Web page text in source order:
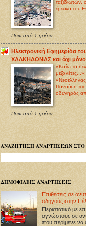
ταξιδιωτών,
έρευνα του
Πριν από 1 ημέρα
Ηλεκτρονική Εφημερίδα
ΧΑΛΚΗΔΟΝΑΣ και όχι μόνο
«Καίω τα
Πανούση πιο
οδυνηρός
Πριν από 1 ημέρα
ΑΝΑΖΗΤΗΣΗ ΑΝΑΡΤΗΣΕΩΝ ΣΤΟ
ΔΗΜΟΦΙΛΕΙΣ ΑΝΑΡΤΗΣΕΙΣ
Επιθέσεις σε
οδηγούς στην
Περιστατικό με
αγνώστους σε
που περίμενε να